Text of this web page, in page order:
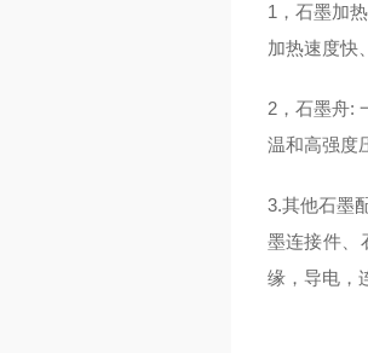
1，石墨加
加热速度快
2，石墨舟:
温和高强度
3.其他石墨
墨连接件、
缘，导电，